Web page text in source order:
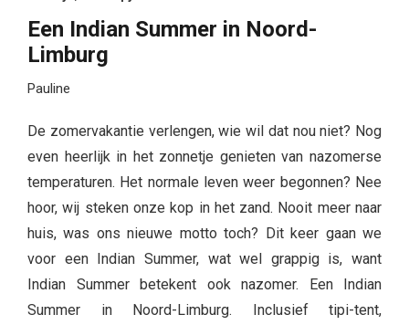
Een Indian Summer in Noord-
Limburg
Pauline
De zomervakantie verlengen, wie wil dat nou niet? Nog
even heerlijk in het zonnetje genieten van nazomerse
temperaturen. Het normale leven weer begonnen? Nee
hoor, wij steken onze kop in het zand. Nooit meer naar
huis, was ons nieuwe motto toch? Dit keer gaan we
voor een Indian Summer, wat wel grappig is, want
Indian Summer betekent ook nazomer. Een Indian
Summer in Noord-Limburg. Inclusief tipi-tent,